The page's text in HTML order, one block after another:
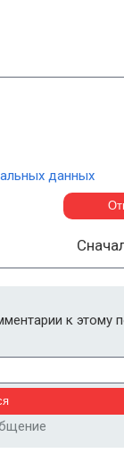
данных
к этому